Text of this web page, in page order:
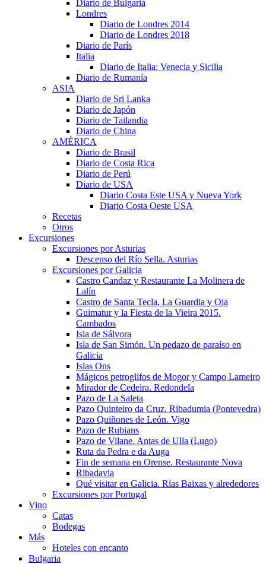
Diario de Bulgaria
Londres
Diario de Londres 2014
Diario de Londres 2018
Diario de París
Italia
Diario de Italia: Venecia y Sicilia
Diario de Rumanía
ASIA
Diario de Sri Lanka
Diario de Japón
Diario de Tailandia
Diario de China
AMÉRICA
Diario de Brasil
Diario de Costa Rica
Diario de Perú
Diario de USA
Diario Costa Este USA y Nueva York
Diario Costa Oeste USA
Recetas
Otros
Excursiones
Excursiones por Asturias
Descenso del Río Sella. Asturias
Excursiones por Galicia
Castro Candaz y Restaurante La Molinera de
Lalín
Castro de Santa Tecla, La Guardia y Oia
Guimatur y la Fiesta de la Vieira 2015.
Cambados
Isla de Sálvora
Isla de San Simón. Un pedazo de paraíso en
Galicia
Islas Ons
Mágicos petroglifos de Mogor y Campo Lameiro
Mirador de Cedeira. Redondela
Pazo de La Saleta
Pazo Quinteiro da Cruz. Ribadumia (Pontevedra)
Pazo Quiñones de León. Vigo
Pazo de Rubians
Pazo de Vilane. Antas de Ulla (Lugo)
Ruta da Pedra e da Auga
Fin de semana en Orense. Restaurante Nova
Ribadavia
Qué visitar en Galicia. Rías Baixas y alrededores
Excursiones por Portugal
Vino
Catas
Bodegas
Más
Hoteles con encanto
Bulgaria